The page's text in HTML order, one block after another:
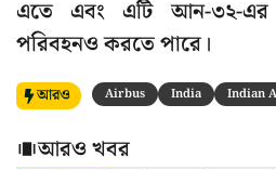
এতে এবং এটি আন-৩২-এর
পরিবহনও করতে পারে।
আরও Airbus India Indian
আরও খবর